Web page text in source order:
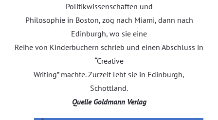
Politikwissenschaften und
Philosophie in Boston, zog nach Miami, dann nach
Edinburgh, wo sie eine
Reihe von Kinderbüchern schrieb und einen Abschluss in
“Creative
Writing” machte. Zurzeit lebt sie in Edinburgh,
Schottland.
Quelle Goldmann Verlag